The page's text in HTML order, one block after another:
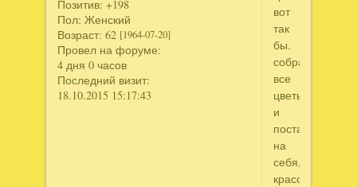
Позитив: +198
Пол: Женский
Возраст: 62 [1964-07-20]
Провел на форуме:
4 дня 0 часов
Последний визит:
18.10.2015 15:17:43
вот
так
бы.
собрала
все
цветы,
и
поставила
на
себя,
красотииища